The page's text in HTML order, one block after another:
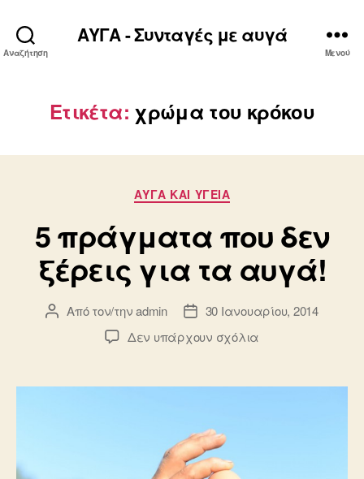
Αναζήτηση
ΑΥΓΑ - Συνταγές με αυγά
Μενού
Ετικέτα: χρώμα του κρόκου
Κατηγορίες
ΑΥΓΆ ΚΑΙ ΥΓΕΊΑ
5 πράγματα που δεν
ξέρεις για τα αυγά!
Συντάκτης
Από τον/τηνadmin
Ημ.
δημοσίευσης
30 Ιανουαρίου, 2014
Δεν υπάρχουν σχόλια
που